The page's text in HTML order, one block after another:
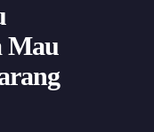
Mau